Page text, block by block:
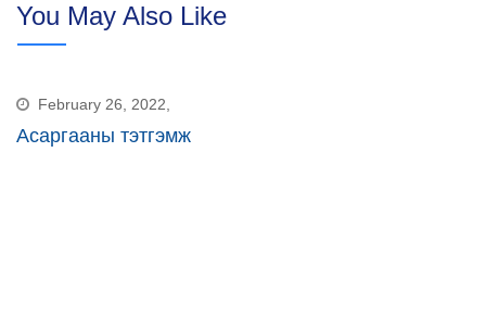
You May Also Like
February 26, 2022,
Асаргааны тэтгэмж